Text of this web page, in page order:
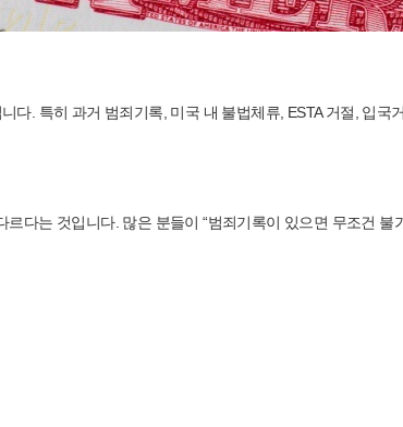
. 특히 과거 범죄기록, 미국 내 불법체류, ESTA 거절, 입
다는 것입니다. 많은 분들이 “범죄기록이 있으면 무조건